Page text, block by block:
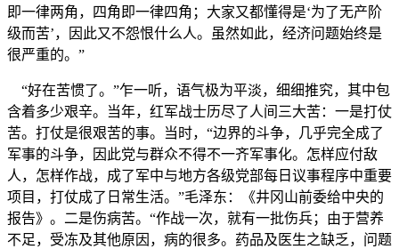
即一律两角，四角即一律四角；大家又都懂得是‘为了无产阶
级而苦’，因此又不怨恨什么人。虽然如此，经济问题始终是
很严重的。”
“好在苦惯了。”乍一听，语气极为平淡，细细推究，其中包
含着多少艰辛。当年，红军战士历尽了人间三大苦：一是打仗
苦。打仗是很艰苦的事。当时，“边界的斗争，几乎完全成了
军事的斗争，因此党与群众不得不一齐军事化。怎样应付敌
人，怎样作战，成了军中与地方各级党部每日议事程序中重要
项目，打仗成了日常生活。”毛泽东：《井冈山前委给中央的
报告》。二是伤病苦。“作战一次，就有一批伤兵；由于营养
不足，受冻及其他原因，病的很多。药品及医生之缺乏，问题